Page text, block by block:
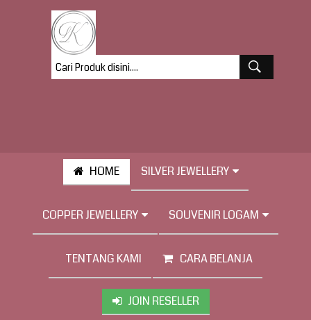
HOME SILVER JEWELLERY
COPPER JEWELLERY SOUVENIR LOGAM
TENTANG KAMI CARA BELANJA
JOIN RESELLER